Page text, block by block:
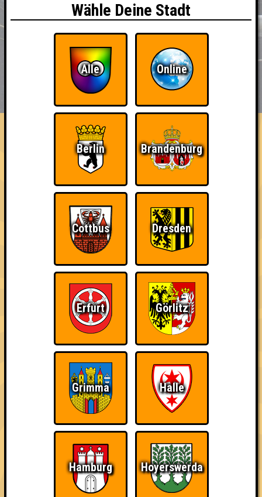
HIGHSCORE RESERVIERUNG
FAQ ÜBER UNS
QUIZLABOR Weimar #4
Weimar, wir haben ein Quiz · 20.07.2026 · Mascha
Punkte Angemeldete Teams
1. BOOMIN UNIVERSITY
Wähle Deine Stadt
Alle Online
Berlin Brandenburg
Cottbus Dresden
Erfurt Görlitz
Grimma Halle
Hamburg Hoyerswerda